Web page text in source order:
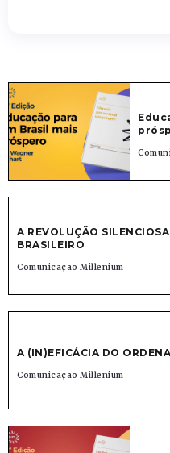
A REVOLUÇÃO
BRASILEIRO
Comunicação Millenium
A (IN)EFICÁCIA DO
Comunicação Millenium